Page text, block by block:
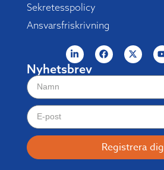
Sekretesspolicy
Ansvarsfriskrivning
Nyhetsbrev
Registrera dig